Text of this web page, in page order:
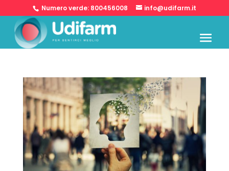
Numero verde: 800456008 info@udifarm.it